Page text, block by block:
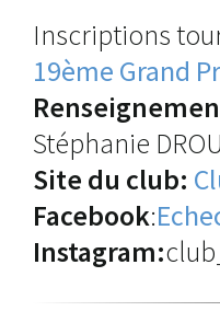
Inscriptions
19ème Grand
Stéphanie
Site du club:
Facebook:
Instagram: